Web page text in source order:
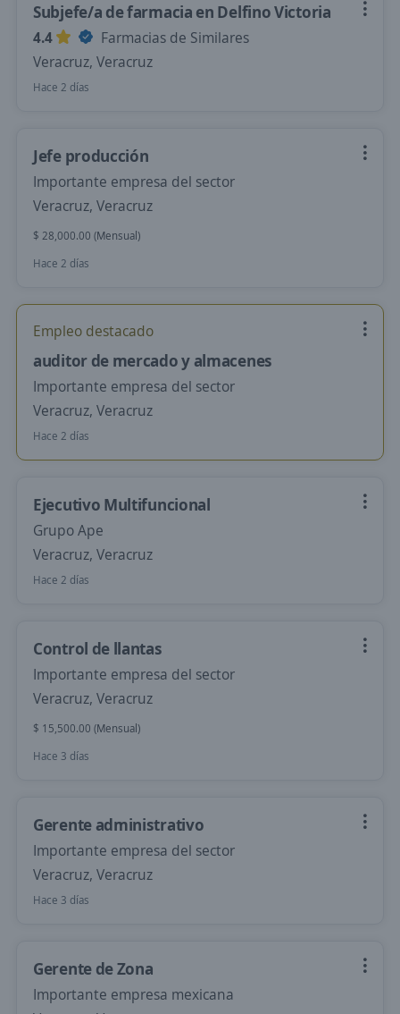
Subjefe/a de farmacia en Delfino Victoria
4.4
Farmacias de Similares
Veracruz, Veracruz
Hace 2 días
Jefe producción
Importante empresa del sector
Veracruz, Veracruz
$ 28,000.00 (Mensual)
Hace 2 días
Empleo destacado
auditor de mercado y almacenes
Importante empresa del sector
Veracruz, Veracruz
Hace 2 días
Ejecutivo Multifuncional
Grupo Ape
Veracruz, Veracruz
Hace 2 días
Control de llantas
Importante empresa del sector
Veracruz, Veracruz
$ 15,500.00 (Mensual)
Hace 3 días
Gerente administrativo
Importante empresa del sector
Veracruz, Veracruz
Hace 3 días
Gerente de Zona
Importante empresa mexicana